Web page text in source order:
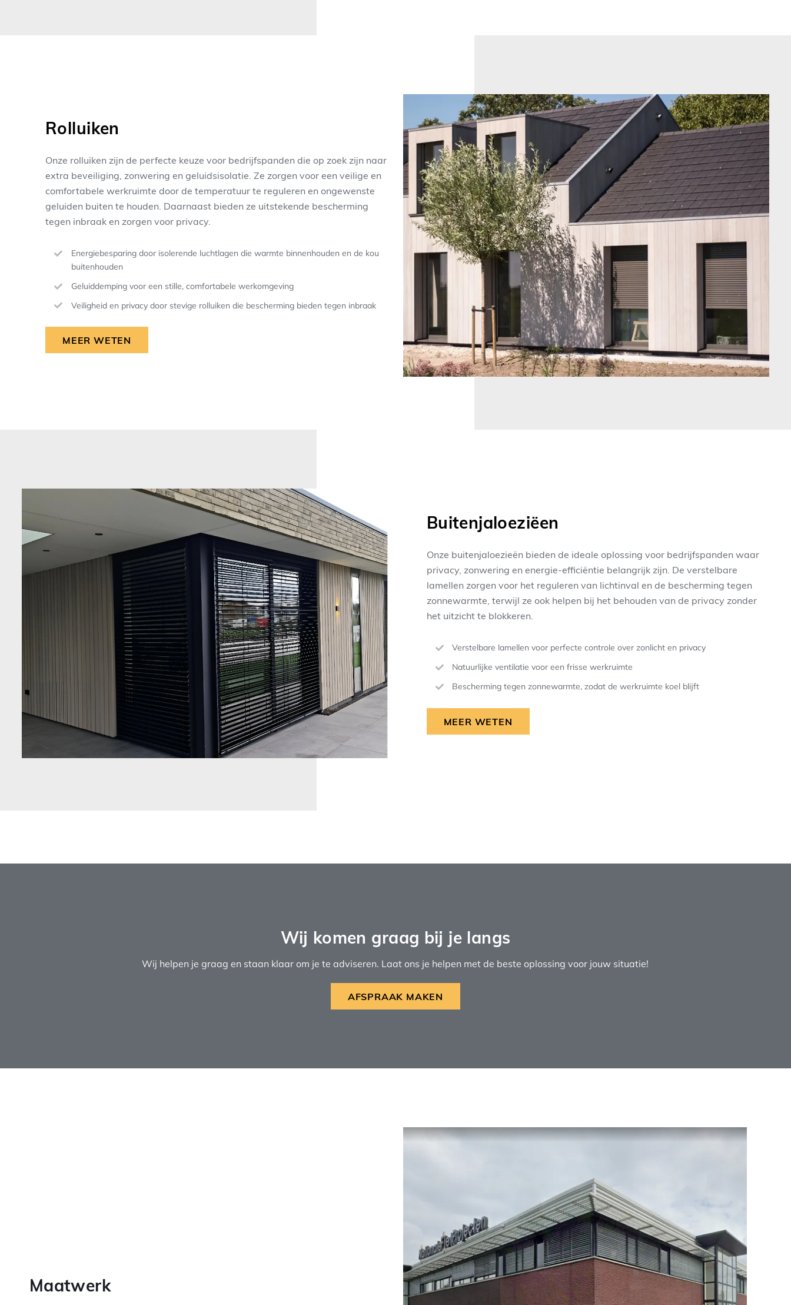
Rolluiken
Onze rolluiken zijn de perfecte keuze voor bedrijfspanden die op zoek zijn naar
extra beveiliging, zonwering en geluidsisolatie. Ze zorgen voor een veilige en
comfortabele werkruimte door de temperatuur te reguleren en ongewenste
geluiden buiten te houden. Daarnaast bieden ze uitstekende bescherming
tegen inbraak en zorgen voor privacy.
Energiebesparing door isolerende luchtlagen die warmte binnenhouden en de kou
buitenhouden
Geluiddemping voor een stille, comfortabele werkomgeving
Veiligheid en privacy door stevige rolluiken die bescherming bieden tegen inbraak
MEER WETEN
Buitenjaloeziëen
Onze buitenjaloezieën bieden de ideale oplossing voor bedrijfspanden waar
privacy, zonwering en energie-efficiëntie belangrijk zijn. De verstelbare
lamellen zorgen voor het reguleren van lichtinval en de bescherming tegen
zonnewarmte, terwijl ze ook helpen bij het behouden van de privacy zonder
het uitzicht te blokkeren.
Verstelbare lamellen voor perfecte controle over zonlicht en privacy
Natuurlijke ventilatie voor een frisse werkruimte
Bescherming tegen zonnewarmte, zodat de werkruimte koel blijft
MEER WETEN
Wij komen graag bij je langs
Wij helpen je graag en staan klaar om je te adviseren. Laat ons je helpen met de beste oplossing voor jouw situatie!
AFSPRAAK MAKEN
Maatwerk